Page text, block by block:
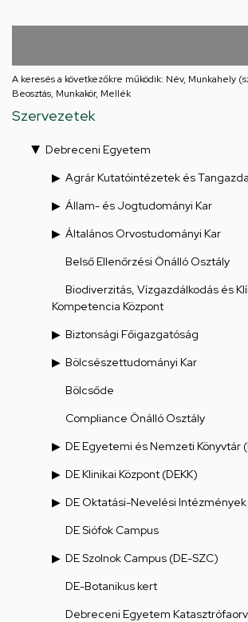
A keresés a következőkre működik: Név, Munkahely
Beosztás, Munkakör, Mellék
Szervezetek
Debreceni Egyetem
Agrár Kutatóintézetek és
Állam- és Jogtudományi Kar
Általános Orvostudományi Kar
Belső Ellenőrzési Önálló Osztály
Biodiverzitás, Vízgazdálkodás és
Kompetencia Központ
Biztonsági Főigazgatóság
Bölcsészettudományi Kar
Bölcsőde
Compliance Önálló Osztály
DE Egyetemi és Nemzeti Könyvtár
DE Klinikai Központ (DEKK)
DE Oktatási-Nevelési Intézmények
DE Siófok Campus
DE Szolnok Campus (DE-SZC)
DE-Botanikus kert
Debreceni Egyetem